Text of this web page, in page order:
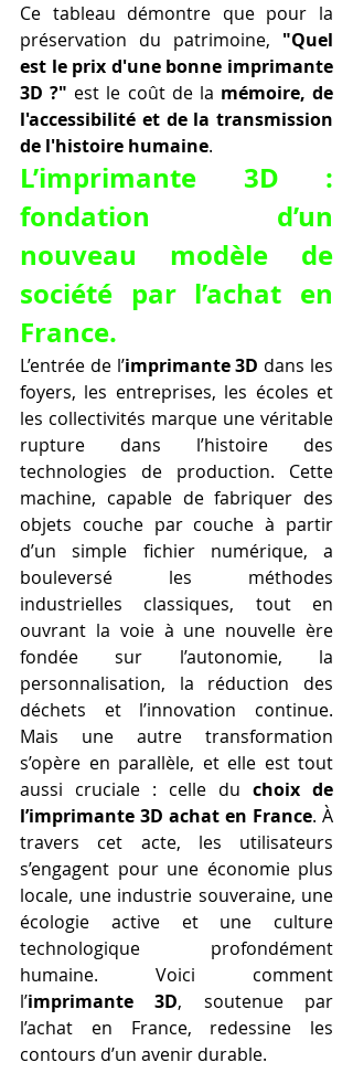
Ce tableau démontre que pour la
préservation du patrimoine, "Quel
est le prix d'une bonne imprimante
3D ?" est le coût de la mémoire, de
l'accessibilité et de la transmission
de l'histoire humaine.
L’imprimante 3D :
fondation d’un
nouveau modèle de
société par l’achat en
France.
L’entrée de l’imprimante 3D dans les
foyers, les entreprises, les écoles et
les collectivités marque une véritable
rupture dans l’histoire des
technologies de production. Cette
machine, capable de fabriquer des
objets couche par couche à partir
d’un simple fichier numérique, a
bouleversé les méthodes
industrielles classiques, tout en
ouvrant la voie à une nouvelle ère
fondée sur l’autonomie, la
personnalisation, la réduction des
déchets et l’innovation continue.
Mais une autre transformation
s’opère en parallèle, et elle est tout
aussi cruciale : celle du choix de
l’imprimante 3D achat en France. À
travers cet acte, les utilisateurs
s’engagent pour une économie plus
locale, une industrie souveraine, une
écologie active et une culture
technologique profondément
humaine. Voici comment
l’imprimante 3D, soutenue par
l’achat en France, redessine les
contours d’un avenir durable.